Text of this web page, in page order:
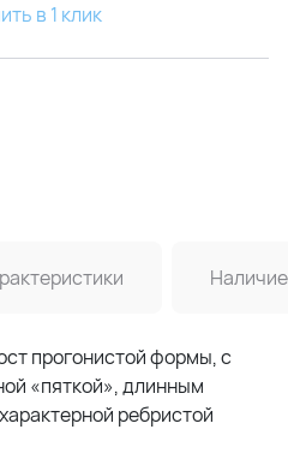
в 1 клик
Наличие
прогонистой формы, с
«пяткой», длинным
ребристой